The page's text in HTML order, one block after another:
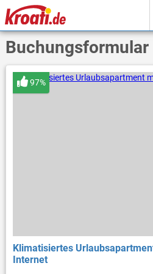
Buchungsformular
Klimatisiertes
Internet
97%